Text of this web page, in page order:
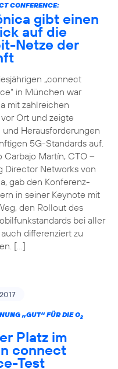
CONFERENCE:
gibt einen
auf die
Netze der
„connect
in München war
mit zahlreichen
Ort und zeigte
Herausforderungen
5G-Standards auf.
Carbajo Martín, CTO –
Director Networks von
gab den Konferenz-
in seiner Keynote mit
den Rollout des
bei aller
differenziert zu
[…]
„GUT“ FÜR DIE O2
Platz im
connect
Test